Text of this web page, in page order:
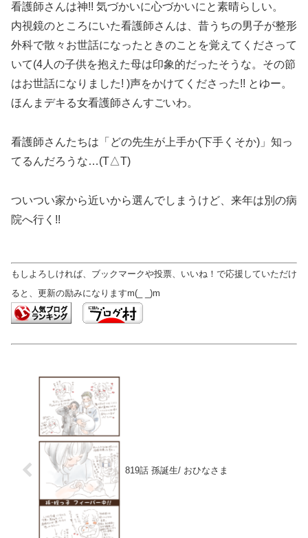
看護師さんは神!! 気づかいに心づかいにと素晴らしい。
内視鏡のところにいた看護師さんは、昔うちの男子が整形
外科で散々お世話になったときのことを覚えてくださって
いて(4人の子供を抱えた母は印象的だったそうな。その節
はお世話になりました! )声をかけてくださった!! とゆー。
ほんまデキる女看護師さんすごいわ。
看護師さんたちは「どの先生が上手か(下手くそか)」知っ
てるんだろうな…(T△T)
ついつい家から近いから選んでしまうけど、来年は別の病
院へ行く!!
もしよろしければ、ブックマークや投票、いいね！で応援していただけ
ると、更新の励みになりますm(_ _)m
819話 孫誕生/ おひなさま